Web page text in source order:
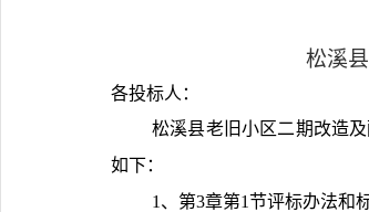
松溪
各投标人：
松溪县老旧小区二期改造
如下：
1、 第3章第1节评标办法和